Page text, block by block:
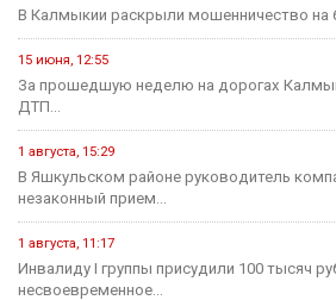
В Калмыкии раскрыли мошенничество на
15 июня, 12:55
За прошедшую неделю на дорогах
ДТП...
1 августа, 15:29
В Яшкульском районе руководитель
незаконный прием...
1 августа, 11:17
Инвалиду I группы присудили 100 тысяч
несвоевременное...